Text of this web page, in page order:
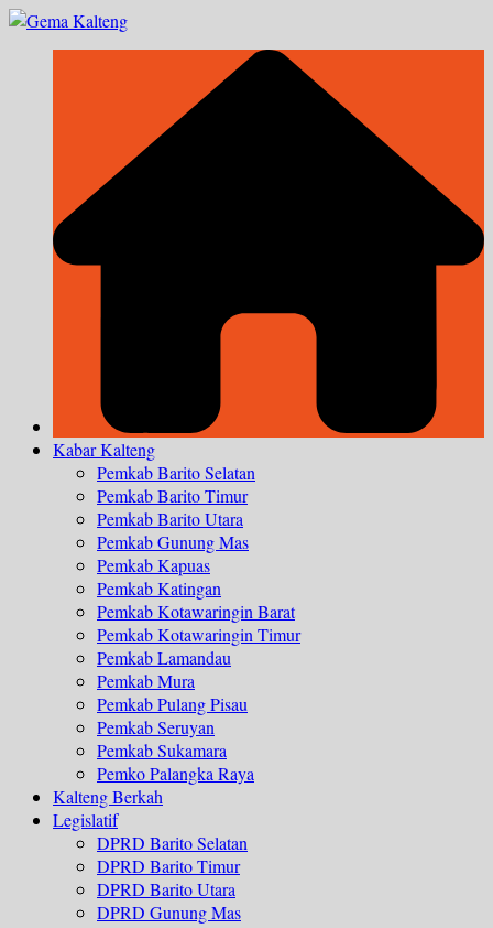
Skip
Kabar Kalteng
Pemkab Barito Selatan
Pemkab Barito Timur
Pemkab Barito Utara
Pemkab Gunung Mas
Pemkab Kapuas
Pemkab Katingan
Pemkab Kotawaringin Barat
Pemkab Kotawaringin Timur
Pemkab Lamandau
Pemkab Mura
Pemkab Pulang Pisau
Pemkab Seruyan
Pemkab Sukamara
Pemko Palangka Raya
Kalteng Berkah
Legislatif
DPRD Barito Selatan
DPRD Barito Timur
DPRD Barito Utara
DPRD Gunung Mas